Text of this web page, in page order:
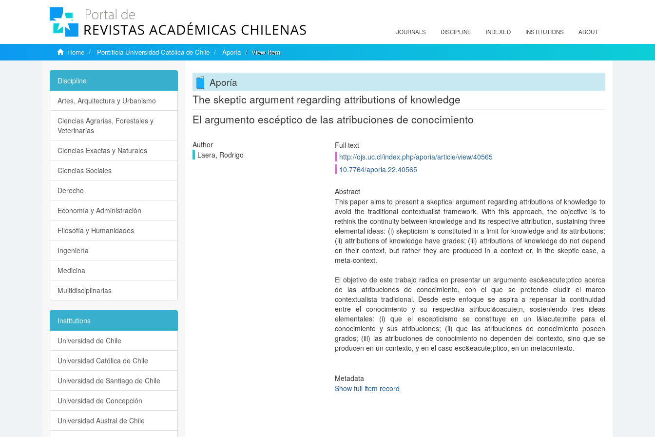
JOURNALS DISCIPLINE INDEXED INSTITUTIONS ABOUT
Home Pontificia Universidad Católica de Chile Aporía View Item
Aporía
The skeptic argument regarding attributions of knowledge
El argumento escéptico de las atribuciones de conocimiento
Author
Laera, Rodrigo
Full text
http://ojs.uc.cl/index.php/aporia/article/view/40565
10.7764/aporia.22.40565
Abstract
This paper aims to present a skeptical argument regarding attributions of knowledge to
avoid the traditional contextualist framework. With this approach, the objective is to
rethink the continuity between knowledge and its respective attribution, sustaining three
elemental ideas: (i) skepticism is constituted in a limit for knowledge and its attributions;
(ii) attributions of knowledge have grades; (iii) attributions of knowledge do not depend
on their context, but rather they are produced in a context or, in the skeptic case, a
meta-context.
El objetivo de este trabajo radica en presentar un argumento esc&eacute;ptico acerca
de las atribuciones de conocimiento, con el que se pretende eludir el marco
contextualista tradicional. Desde este enfoque se aspira a repensar la continuidad
entre el conocimiento y su respectiva atribuci&oacute;n, sosteniendo tres ideas
elementales: (i) que el escepticismo se constituye en un l&iacute;mite para el
conocimiento y sus atribuciones; (ii) que las atribuciones de conocimiento poseen
grados; (iii) las atribuciones de conocimiento no dependen del contexto, sino que se
producen en un contexto, y en el caso esc&eacute;ptico, en un metacontexto.
Metadata
Show full item record
Discipline
Artes, Arquitectura y Urbanismo
Ciencias Agrarias, Forestales y
Veterinarias
Ciencias Exactas y Naturales
Ciencias Sociales
Derecho
Economía y Administración
Filosofía y Humanidades
Ingeniería
Medicina
Multidisciplinarias
Institutions
Universidad de Chile
Universidad Católica de Chile
Universidad de Santiago de Chile
Universidad de Concepción
Universidad Austral de Chile